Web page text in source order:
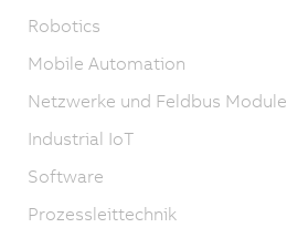
Robotics
Mobile Automation
Netzwerke und Feldbus Module
Industrial IoT
Software
Prozessleittechnik